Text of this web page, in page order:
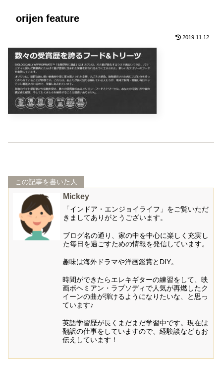
orijen feature
2019.11.12
この記事を書いた人
Mickey
「インドア・エンジョイライフ」をご覧いただ
きましてありがとうございます。
ブログ名の通り、家の中を中心に楽しく充実し
た毎日を過ごすための情報を発信しています。
趣味は海外ドラマや洋画鑑賞とDIY。
時間ができたらエレキギターの練習をして、映
画ボヘミアン・ラプソディで人気が再燃したク
イーンの曲が弾けるようになりたいな、と思っ
ています♪
英語学習歴が長くまだまだ学習中です。現在は
翻訳の仕事をしていますので、経験談などもお
伝えしています！